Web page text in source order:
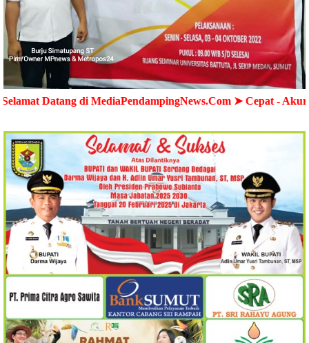
di MediaPendampingNews.Com ➤ Cepat - Akurat -